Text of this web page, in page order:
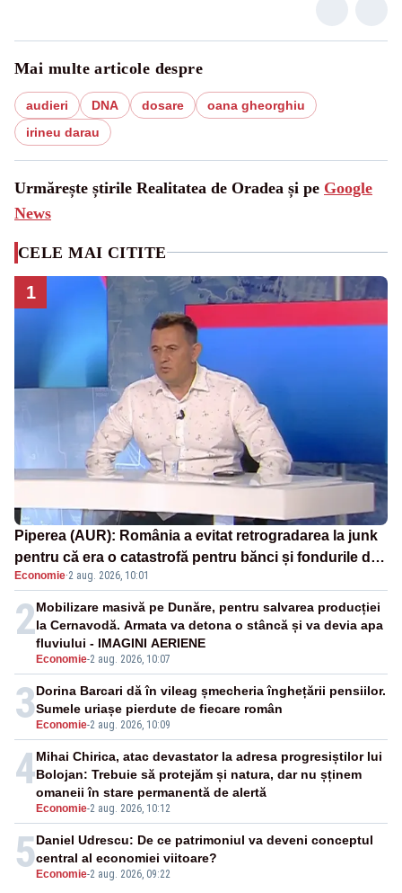
Mai multe articole despre
audieri DNA dosare
oana gheorghiu
irineu darau
Urmărește știrile Realitatea de Oradea și pe Google
News
CELE MAI CITITE
1
Piperea (AUR): România a evitat retrogradarea la junk
pentru că era o catastrofă pentru bănci și fondurile de
pensii
Economie·2 aug. 2026, 10:01
2
Economie-2 aug. 2026, 10:07
Mobilizare masivă pe Dunăre, pentru salvarea producției
la Cernavodă. Armata va detona o stâncă și va devia apa
fluviului - IMAGINI AERIENE
3 Economie-2 aug. 2026, 10:09
Dorina Barcari dă în vileag șmecheria înghețării pensiilor.
Sumele uriașe pierdute de fiecare român
4
Economie-2 aug. 2026, 10:12
Mihai Chirica, atac devastator la adresa progresiștilor lui
Bolojan: Trebuie să protejăm și natura, dar nu șținem
omaneii în stare permanentă de alertă
5 Economie-2 aug. 2026, 09:22
Daniel Udrescu: De ce patrimoniul va deveni conceptul
central al economiei viitoare?